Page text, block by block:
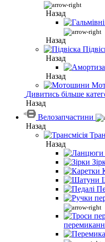
Назад
Назад
Назад
Назад
Дивитись більше
Назад
Велозапчастини
Назад
Назад